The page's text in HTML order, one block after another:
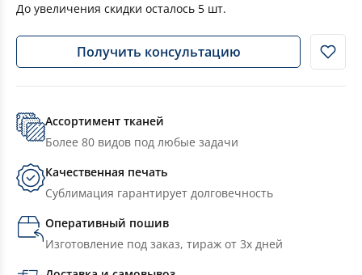
До увеличения скидки осталось 5 шт.
Получить консультацию
Ассортимент тканей
Более 80 видов под любые задачи
Качественная печать
Сублимация гарантирует долговечность
Оперативный пошив
Изготовление под заказ, тираж от 3х дней